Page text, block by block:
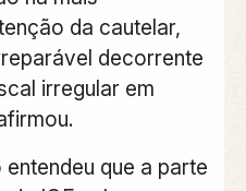
da cautelar,
decorrente
irregular em
que a parte